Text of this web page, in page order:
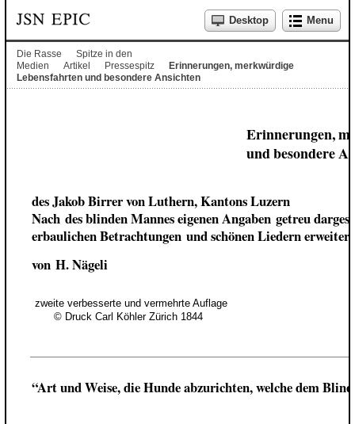
Desktop Menu
Die Rasse
Spitze in den
Medien
Artikel Pressespitz
Erinnerungen, merkwürdige
Lebensfahrten und besondere Ansichten
Erinnerungen,
und besondere
des Jakob Birrer von Luthern, Kantons Luzern
Nach des blinden Mannes eigenen Angaben getreu
erbaulichen Betrachtungen und schönen Liedern erweitert
von H. Nägeli
zweite verbesserte und vermehrte Auflage
© Druck Carl Köhler Zürich 1844
“Art und Weise, die Hunde abzurichten, welche dem